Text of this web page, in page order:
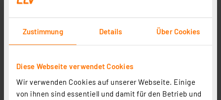
Zustimmung Details Über Cookies
Diese Webseite verwendet Cookies
Wir verwenden Cookies auf unserer Webseite. Einige
von ihnen sind essentiell und damit für den Betrieb und